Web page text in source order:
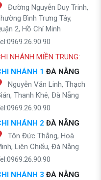
Đường Nguyễn Duy Trinh,
Bình Trưng Tây,
2, Hồ Chí Minh
NHÁNH MIỀN TRUNG:
NHÁNH 1 ĐÀ NẴNG
Nguyễn Văn Linh, Thạch
Thanh Khê, Đà Nẵng
NHÁNH 2 ĐÀ NẴNG
Tôn Đức Thắng, Hoà
Liên Chiểu, Đà Nẵng
NHÁNH 3 ĐÀ NẴNG